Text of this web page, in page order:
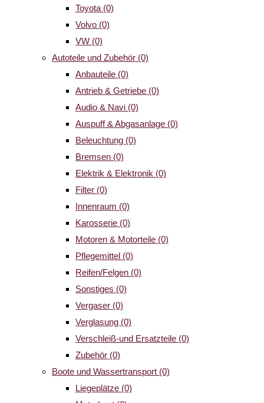
Toyota (0)
Volvo (0)
VW (0)
Autoteile und Zubehör (0)
Anbauteile (0)
Antrieb & Getriebe (0)
Audio & Navi (0)
Auspuff & Abgasanlage (0)
Beleuchtung (0)
Bremsen (0)
Elektrik & Elektronik (0)
Filter (0)
Innenraum (0)
Karosserie (0)
Motoren & Motorteile (0)
Pflegemittel (0)
Reifen/Felgen (0)
Sonstiges (0)
Vergaser (0)
Verglasung (0)
Verschleiß-und Ersatzteile (0)
Zubehör (0)
Boote und Wassertransport (0)
Liegeplätze (0)